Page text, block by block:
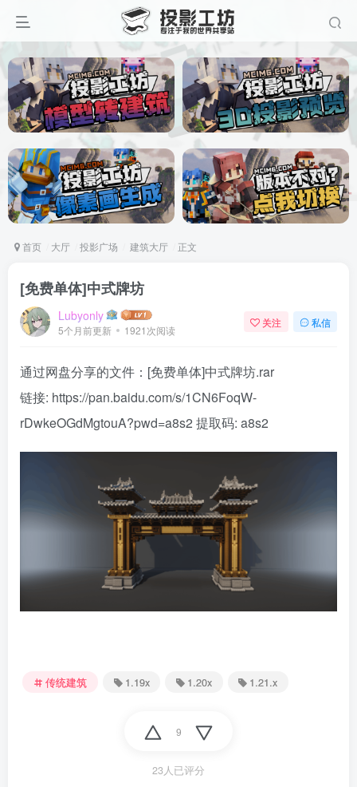
首页 大厅 投影广场 建筑大厅 正文
[免费单体]中式牌坊
Lubyonly
5个月前更新 1921次阅读
关注 私信
通过网盘分享的文件：[免费单体]中式牌坊.rar
链接: https://pan.baidu.com/s/1CN6FoqW-
rDwkeOGdMgtouA?pwd=a8s2 提取码: a8s2
传统建筑 1.19x 1.20x 1.21.x
9
23人已评分